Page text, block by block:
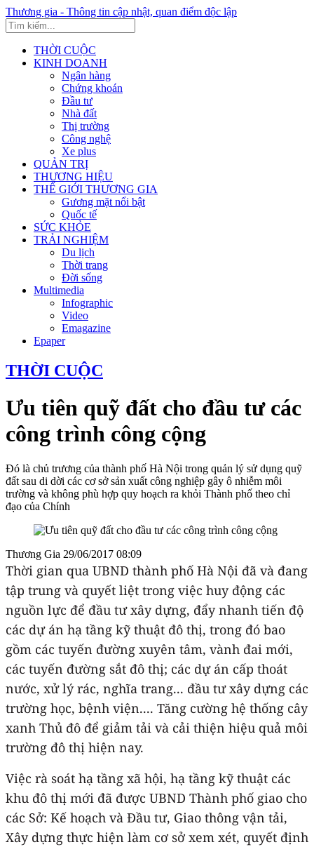
Thương gia - Thông tin cập nhật, quan điểm độc lập
THỜI CUỘC
KINH DOANH
Ngân hàng
Chứng khoán
Đầu tư
Nhà đất
Thị trường
Công nghệ
Xe plus
QUẢN TRỊ
THƯƠNG HIỆU
THẾ GIỚI THƯƠNG GIA
Gương mặt nổi bật
Quốc tế
SỨC KHỎE
TRẢI NGHIỆM
Du lịch
Thời trang
Đời sống
Multimedia
Infographic
Video
Emagazine
Epaper
THỜI CUỘC
Ưu tiên quỹ đất cho đầu tư các
công trình công cộng
Đó là chủ trương của thành phố Hà Nội trong quản lý sử dụng quỹ
đất sau di dời các cơ sở sản xuất công nghiệp gây ô nhiễm môi
trường và không phù hợp quy hoạch ra khỏi Thành phố theo chỉ
đạo của Chính
Thương Gia 29/06/2017 08:09
Thời gian qua UBND thành phố Hà Nội đã và đang
tập trung và quyết liệt trong việc huy động các
nguồn lực để đầu tư xây dựng, đẩy nhanh tiến độ
các dự án hạ tầng kỹ thuật đô thị, trong đó bao
gồm các tuyến đường xuyên tâm, vành đai mới,
các tuyến đường sắt đô thị; các dự án cấp thoát
nước, xử lý rác, nghĩa trang... đầu tư xây dựng các
trường học, bệnh viện.... Tăng cường hệ thống cây
xanh Thủ đô để giảm tải và cải thiện hiệu quả môi
trường đô thị hiện nay.
Việc rà soát hạ tầng xã hội, hạ tầng kỹ thuật các
khu đô thị mới đã được UBND Thành phố giao cho
các Sở: Kế hoạch và Đầu tư, Giao thông vận tải,
Xây dựng thực hiện làm cơ sở xem xét, quyết định